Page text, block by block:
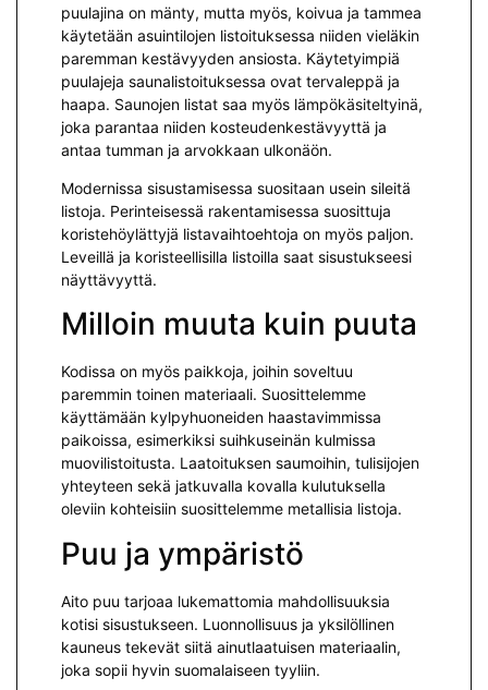
puulajina on mänty, mutta myös, koivua ja tammea
käytetään asuintilojen listoituksessa niiden vieläkin
paremman kestävyyden ansiosta. Käytetyimpiä
puulajeja saunalistoituksessa ovat tervaleppä ja
haapa. Saunojen listat saa myös lämpökäsiteltyinä,
joka parantaa niiden kosteudenkestävyyttä ja
antaa tumman ja arvokkaan ulkonäön.
Modernissa sisustamisessa suositaan usein sileitä
listoja. Perinteisessä rakentamisessa suosittuja
koristehöylättyjä listavaihtoehtoja on myös paljon.
Leveillä ja koristeellisilla listoilla saat sisustukseesi
näyttävyyttä.
Milloin muuta kuin puuta
Kodissa on myös paikkoja, joihin soveltuu
paremmin toinen materiaali. Suosittelemme
käyttämään kylpyhuoneiden haastavimmissa
paikoissa, esimerkiksi suihkuseinän kulmissa
muovilistoitusta. Laatoituksen saumoihin, tulisijojen
yhteyteen sekä jatkuvalla kovalla kulutuksella
oleviin kohteisiin suosittelemme metallisia listoja.
Puu ja ympäristö
Aito puu tarjoaa lukemattomia mahdollisuuksia
kotisi sisustukseen. Luonnollisuus ja yksilöllinen
kauneus tekevät siitä ainutlaatuisen materiaalin,
joka sopii hyvin suomalaiseen tyyliin.